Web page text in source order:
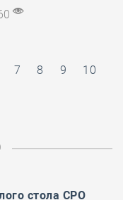
7 8 9 10
стола СРО